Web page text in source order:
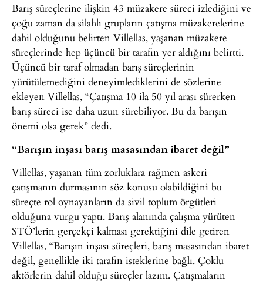
Barış süreçlerine ilişkin 43 müzakere süreci izlediğini ve
çoğu zaman da silahlı grupların çatışma müzakerelerine
dahil olduğunu belirten Villellas, yaşanan müzakere
süreçlerinde hep üçüncü bir tarafın yer aldığını belirtti.
Üçüncü bir taraf olmadan barış süreçlerinin
yürütülemediğini deneyimlediklerini de sözlerine
ekleyen Villellas, “Çatışma 10 ila 50 yıl arası sürerken
barış süreci ise daha uzun sürebiliyor. Bu da barışın
önemi olsa gerek” dedi.
“Barışın inşası barış masasından ibaret değil”
Villellas, yaşanan tüm zorluklara rağmen askeri
çatışmanın durmasının söz konusu olabildiğini bu
süreçte rol oynayanların da sivil toplum örgütleri
olduğuna vurgu yaptı. Barış alanında çalışma yürüten
STÖ’lerin gerçekçi kalması gerektiğini dile getiren
Villellas, “Barışın inşası süreçleri, barış masasından ibaret
değil, genellikle iki tarafın isteklerine bağlı. Çoklu
aktörlerin dahil olduğu süreçler lazım. Çatışmaların